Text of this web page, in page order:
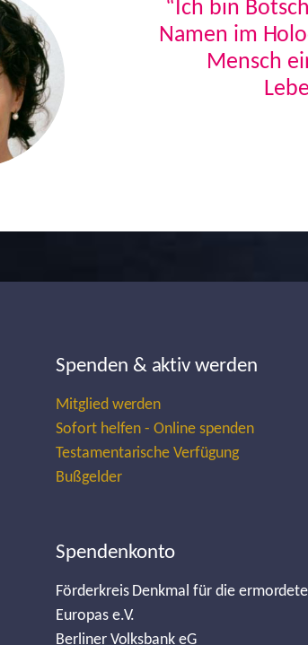
“Ich bin
Namen im
Mensch
Spenden & aktiv werden
Mitglied werden
Sofort helfen - Online spenden
Testamentarische Verfügung
Bußgelder
Spendenkonto
Förderkreis Denkmal für die
Europas e.V.
Berliner Volksbank eG